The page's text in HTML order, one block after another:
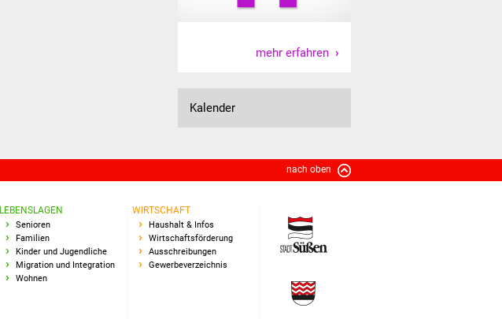
mehr erfahren
Kalender
nach oben
LEBENSLAGEN
Senioren
Familien
Kinder und Jugendliche
Migration und Integration
Wohnen
WIRTSCHAFT
Haushalt & Infos
Wirtschaftsförderung
Ausschreibungen
Gewerbeverzeichnis